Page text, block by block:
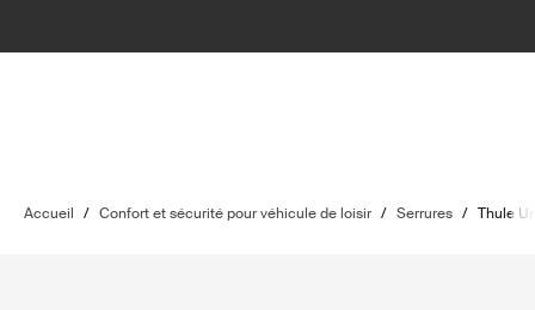
Accueil / Confort et sécurité pour véhicule de loisir / Serrures / Thule